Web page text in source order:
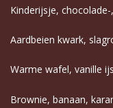
Kinderijsje,
Aardbeien kwark,
Warme wafel, vanille
Brownie, banaan,